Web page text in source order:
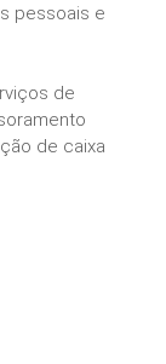
pessoais e
de
de caixa